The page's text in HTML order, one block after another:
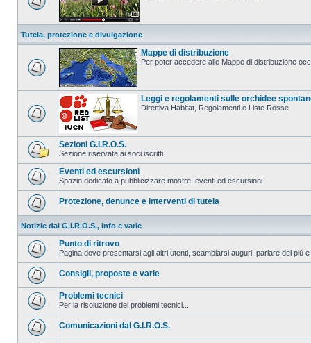
Tutela, protezione e divulgazione
Mappe di distribuzione
Per poter accedere alle Mappe di distribuzione
Leggi e regolamenti sulle orchidee
Direttiva Habitat, Regolamenti e Liste Rosse
Sezioni G.I.R.O.S.
Sezione riservata ai soci iscritti.
Eventi ed escursioni
Spazio dedicato a pubblicizzare mostre, eventi ed escursioni
Protezione, denunce e interventi di tutela
Notizie dal G.I.R.O.S., info e varie
Punto di ritrovo
Pagina dove presentarsi agli altri utenti, scambiarsi auguri, parlare del più
Consigli, proposte e varie
Problemi tecnici
Per la risoluzione dei problemi tecnici...
Comunicazioni dal G.I.R.O.S.